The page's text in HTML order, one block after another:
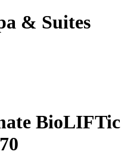
& Suites
BioLIFTic